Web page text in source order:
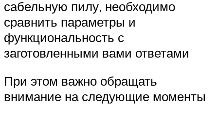
сабельную пилу, необходимо
сравнить параметры и
функциональность с
заготовленными вами ответами
При этом важно обращать
внимание на следующие моменты